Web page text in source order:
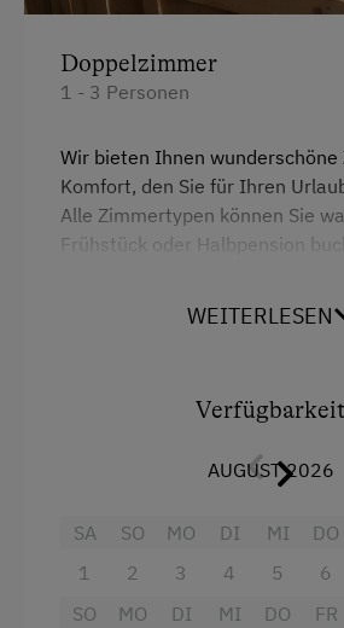
Kinder-Ausstattung
Kinderspielplatz
Spielzeug
Spielzimmer
Ausstattung der Wohneinheit
Brötchenservice
Kaffeemaschine
Mikrowelle
Doppelzimmer
1 - 3 Personen
Wir bieten Ihnen
Komfort, den Sie für Ihren
Alle Zimmertypen können Sie
Frühstück oder Halbpension
Doppelbett (Kingsize)
Ausziehcouch
WEITERLESEN
Verfügbarkeit
AUGUST 2026
SA
1
SO
2
MO
3
DI
4
MI
5
DO
6
SO
MO
DI
MI
DO
FR